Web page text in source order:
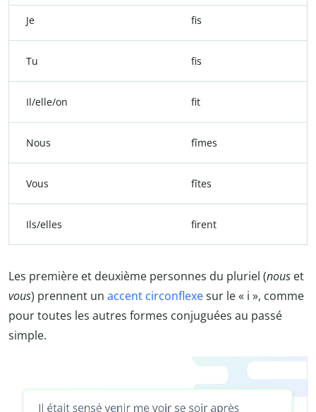
Je fis
Tu fis
Il/elle/on fit
Nous fîmes
Vous fîtes
Ils/elles firent
Les première et deuxième personnes du pluriel (nous et
vous) prennent un accent circonflexesur le « i », comme
pour toutes les autres formes conjuguées au passé
simple.